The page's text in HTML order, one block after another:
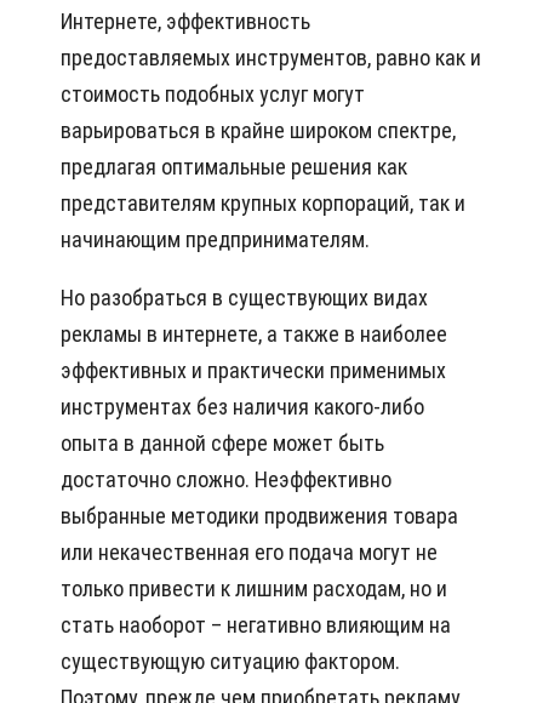
Интернете, эффективность
предоставляемых инструментов, равно как и
стоимость подобных услуг могут
варьироваться в крайне широком спектре,
предлагая оптимальные решения как
представителям крупных корпораций, так и
начинающим предпринимателям.
Но разобраться в существующих видах
рекламы в интернете, а также в наиболее
эффективных и практически применимых
инструментах без наличия какого-либо
опыта в данной сфере может быть
достаточно сложно. Неэффективно
выбранные методики продвижения товара
или некачественная его подача могут не
только привести к лишним расходам, но и
стать наоборот – негативно влияющим на
существующую ситуацию фактором.